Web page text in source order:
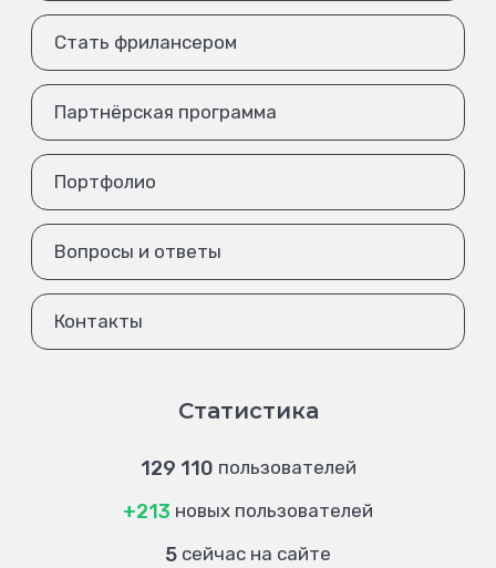
Стать фрилансером
Партнёрская программа
Портфолио
Вопросы и ответы
Контакты
Статистика
129 110 пользователей
+213 новых пользователей
5 сейчас на сайте